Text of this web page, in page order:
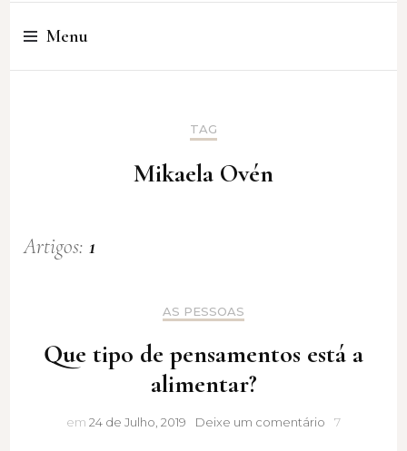
Cristina Amaro
Menu
TAG
Mikaela Ovén
Artigos:1
AS PESSOAS
Que tipo de pensamentos está a
alimentar?
em 24 de Julho, 2019 Deixe um comentário Que
7